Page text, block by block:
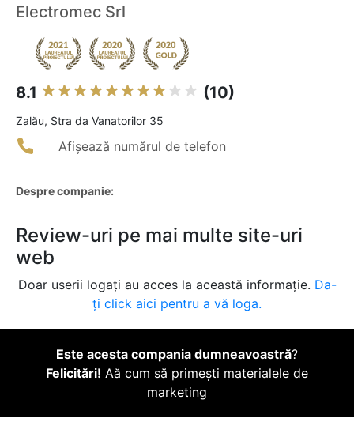
Electromec Srl
8.1 (10)
Zalău, Stra da Vanatorilor 35
Afișează numărul de telefon
Despre companie:
Review-uri pe mai multe site-uri
web
Doar userii logați au acces la această informație. Da-
ți click aici pentru a vă loga.
Este acesta compania dumneavoastră?
Felicitări! Aă cum să primești materialele de
marketing